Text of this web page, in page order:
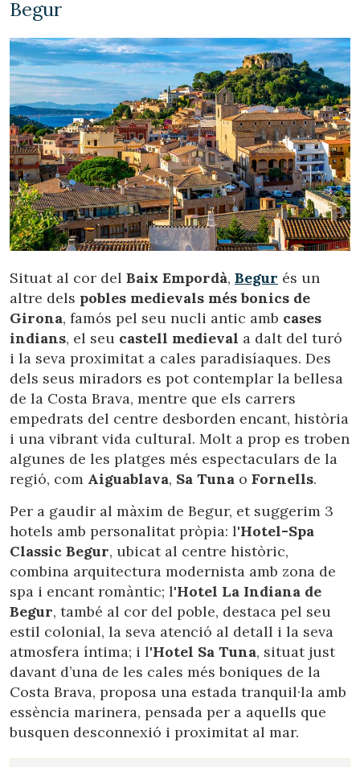
Begur
Situat al cor del Baix Empordà, Begur és un
altre dels pobles medievals més bonics de
Girona, famós pel seu nucli antic amb cases
indians, el seu castell medieval a dalt del turó
i la seva proximitat a cales paradisíaques. Des
dels seus miradors es pot contemplar la bellesa
de la Costa Brava, mentre que els carrers
empedrats del centre desborden encant, història
i una vibrant vida cultural. Molt a prop es troben
algunes de les platges més espectaculars de la
regió, com Aiguablava, Sa Tuna o Fornells.
Per a gaudir al màxim de Begur, et suggerim 3
hotels amb personalitat pròpia: l'Hotel-Spa
Classic Begur, ubicat al centre històric,
combina arquitectura modernista amb zona de
spa i encant romàntic; l'Hotel La Indiana de
Begur, també al cor del poble, destaca pel seu
estil colonial, la seva atenció al detall i la seva
atmosfera íntima; i l'Hotel Sa Tuna, situat just
davant d’una de les cales més boniques de la
Costa Brava, proposa una estada tranquil·la amb
essència marinera, pensada per a aquells que
busquen desconnexió i proximitat al mar.